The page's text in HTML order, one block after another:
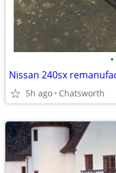
•
Nissan 240sx
5h ago Chatsworth